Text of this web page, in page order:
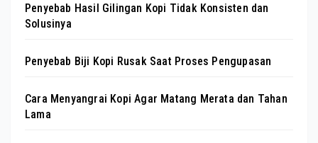
Penyebab Hasil Gilingan Kopi Tidak Konsisten dan
Solusinya
Penyebab Biji Kopi Rusak Saat Proses Pengupasan
Cara Menyangrai Kopi Agar Matang Merata dan Tahan
Lama